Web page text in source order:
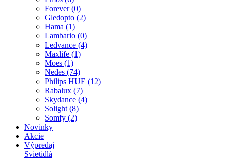
Forever (0)
Gledopto (2)
Hama (1)
Lambario (0)
Ledvance (4)
Maxlife (1)
Moes (1)
Nedes (74)
Philips HUE (12)
Rabalux (7)
Skydance (4)
Solight (8)
Somfy (2)
Novinky
Akcie
Výpredaj
Svietidlá